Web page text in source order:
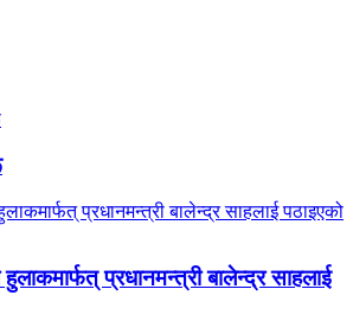
प्रधानमन्त्री बालेन्द्र साहलाई